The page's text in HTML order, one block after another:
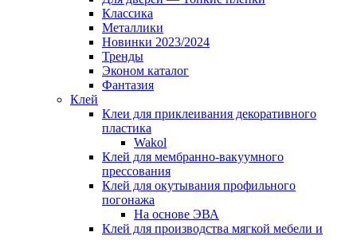
Классика
Металлики
Новинки 2023/2024
Тренды
Эконом каталог
Фантазия
Клей
Клеи для приклеивания декоративного
пластика
Wakol
Клей для мембранно-вакуумного
прессования
Клей для окутывания профильного
погонажа
На основе ЭВА
Клей для производства мягкой мебели и